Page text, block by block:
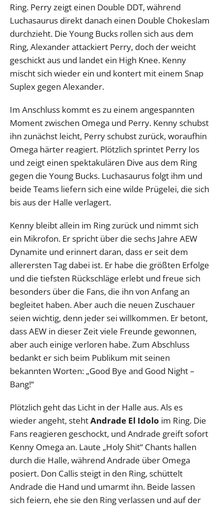
Ring. Perry zeigt einen Double DDT, während
Luchasaurus direkt danach einen Double Chokeslam
durchzieht. Die Young Bucks rollen sich aus dem
Ring, Alexander attackiert Perry, doch der weicht
geschickt aus und landet ein High Knee. Kenny
mischt sich wieder ein und kontert mit einem Snap
Suplex gegen Alexander.
Im Anschluss kommt es zu einem angespannten
Moment zwischen Omega und Perry. Kenny schubst
ihn zunächst leicht, Perry schubst zurück, woraufhin
Omega härter reagiert. Plötzlich sprintet Perry los
und zeigt einen spektakulären Dive aus dem Ring
gegen die Young Bucks. Luchasaurus folgt ihm und
beide Teams liefern sich eine wilde Prügelei, die sich
bis aus der Halle verlagert.
Kenny bleibt allein im Ring zurück und nimmt sich
ein Mikrofon. Er spricht über die sechs Jahre AEW
Dynamite und erinnert daran, dass er seit dem
allerersten Tag dabei ist. Er habe die größten Erfolge
und die tiefsten Rückschläge erlebt und freue sich
besonders über die Fans, die ihn von Anfang an
begleitet haben. Aber auch die neuen Zuschauer
seien wichtig, denn jeder sei willkommen. Er betont,
dass AEW in dieser Zeit viele Freunde gewonnen,
aber auch einige verloren habe. Zum Abschluss
bedankt er sich beim Publikum mit seinen
bekannten Worten: „Good Bye and Good Night –
Bang!“
Plötzlich geht das Licht in der Halle aus. Als es
wieder angeht, stehtAndrade El Idolo im Ring. Die
Fans reagieren geschockt, und Andrade greift sofort
Kenny Omega an. Laute „Holy Shit“ Chants hallen
durch die Halle, während Andrade über Omega
posiert. Don Callis steigt in den Ring, schüttelt
Andrade die Hand und umarmt ihn. Beide lassen
sich feiern, ehe sie den Ring verlassen und auf der